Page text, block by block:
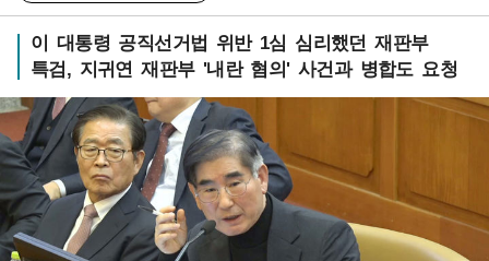
이 대통령 공직선거법 위반 1심 심리했던 재판부
특검, 지귀연 재판부 '내란 혐의' 사건과 병합도 요청